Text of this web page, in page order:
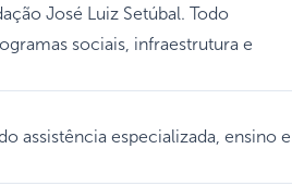
José Luiz Setúbal. Todo
sociais, infraestrutura e
assistência especializada, ensino e